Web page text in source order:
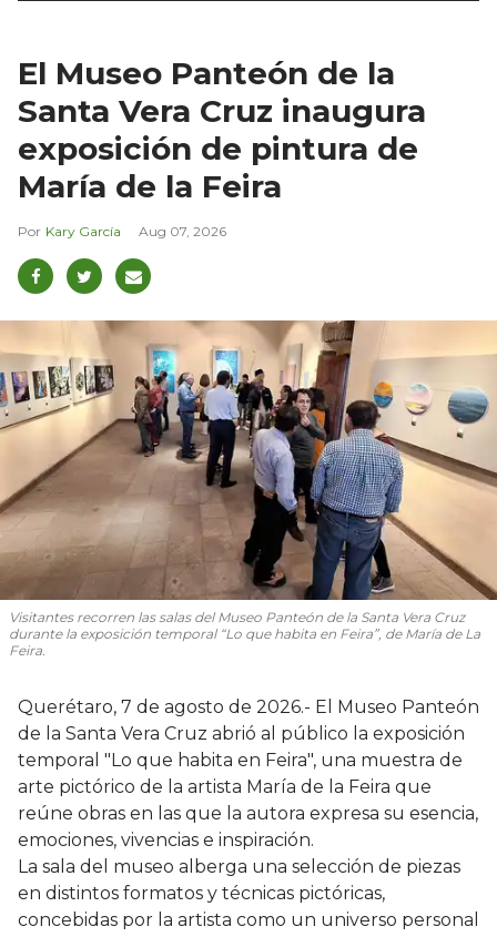
El Museo Panteón de la
Santa Vera Cruz inaugura
exposición de pintura de
María de la Feira
Kary García Aug 07, 2026
Visitantes recorren las salas del Museo Panteón de la Santa Vera Cruz
durante la exposición temporal “Lo que habita en Feira”, de María de La
Feira.
Querétaro, 7 de agosto de 2026.- El Museo Panteón
de la Santa Vera Cruz abrió al público la exposición
temporal "Lo que habita en Feira", una muestra de
arte pictórico de la artista María de la Feira que
reúne obras en las que la autora expresa su esencia,
emociones, vivencias e inspiración.
La sala del museo alberga una selección de piezas
en distintos formatos y técnicas pictóricas,
concebidas por la artista como un universo personal